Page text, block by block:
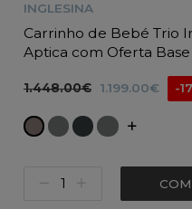
INGLESINA
Carrinho de Bebé Trio
Aptica com Oferta Base
1.448.00€ 1.199.00€ -